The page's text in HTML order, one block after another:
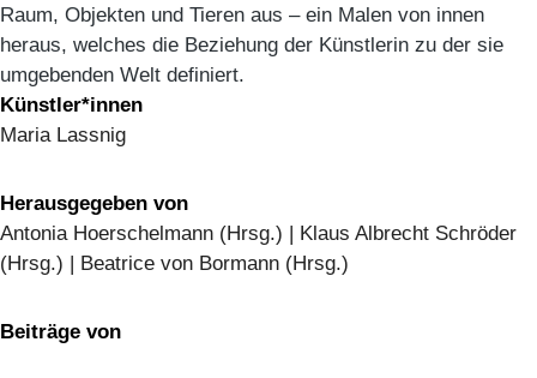
Raum, Objekten und Tieren aus – ein Malen von innen
heraus, welches die Beziehung der Künstlerin zu der sie
umgebenden Welt definiert.
Künstler*innen
Maria Lassnig
Herausgegeben von
Antonia Hoerschelmann (Hrsg.) | Klaus Albrecht Schröder
(Hrsg.) | Beatrice von Bormann (Hrsg.)
Beiträge von